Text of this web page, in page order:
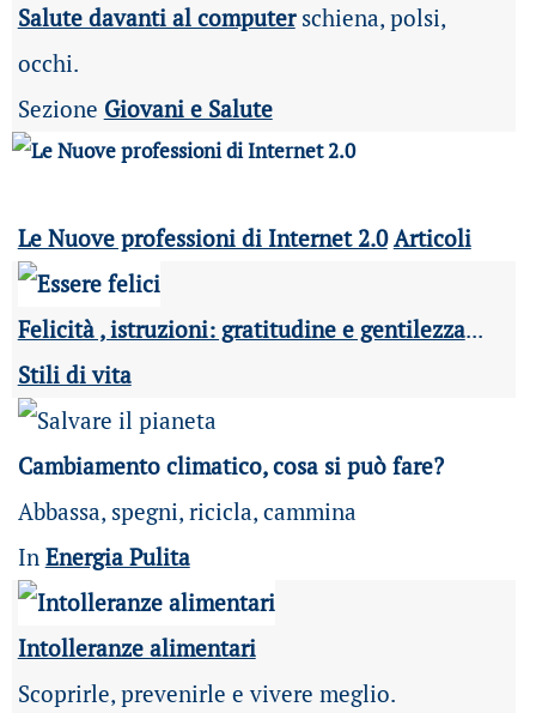
Salute davanti al computerschiena, polsi,
occhi.
Sezione Giovani e Salute
Le Nuove professioni di Internet 2.0 Articoli
Felicità , istruzioni: gratitudine e gentilezza...
Stili di vita
Cambiamento climatico, cosa si può fare?
Abbassa, spegni, ricicla, cammina
In Energia Pulita
Intolleranze alimentari
Scoprirle, prevenirle e vivere meglio.